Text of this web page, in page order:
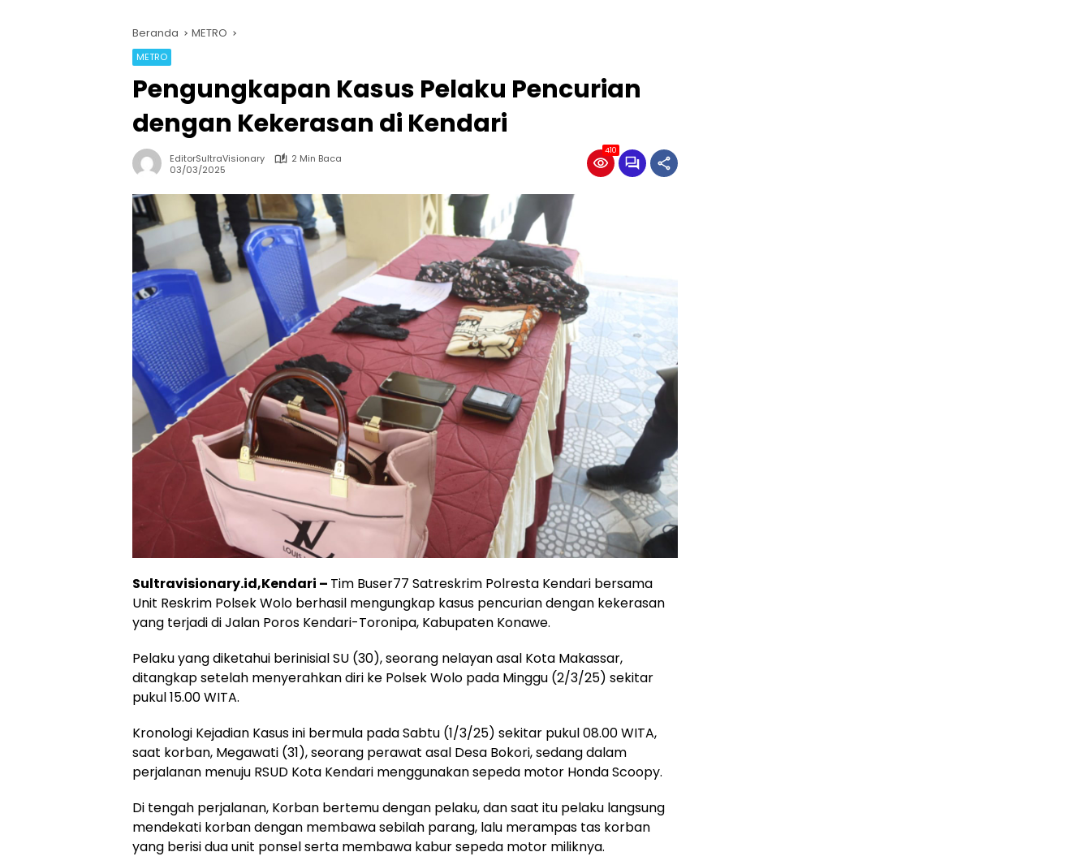
Beranda METRO
METRO
Pengungkapan Kasus Pelaku Pencurian
dengan Kekerasan di Kendari
EditorSultraVisionary
2 Min Baca
03/03/2025
410
Sultravisionary.id,Kendari – Tim Buser77 Satreskrim Polresta Kendari bersama
Unit Reskrim Polsek Wolo berhasil mengungkap kasus pencurian dengan kekerasan
yang terjadi di Jalan Poros Kendari-Toronipa, Kabupaten Konawe.
Pelaku yang diketahui berinisial SU (30), seorang nelayan asal Kota Makassar,
ditangkap setelah menyerahkan diri ke Polsek Wolo pada Minggu (2/3/25) sekitar
pukul 15.00 WITA.
Kronologi Kejadian Kasus ini bermula pada Sabtu (1/3/25) sekitar pukul 08.00 WITA,
saat korban, Megawati (31), seorang perawat asal Desa Bokori, sedang dalam
perjalanan menuju RSUD Kota Kendari menggunakan sepeda motor Honda Scoopy.
Di tengah perjalanan, Korban bertemu dengan pelaku, dan saat itu pelaku langsung
mendekati korban dengan membawa sebilah parang, lalu merampas tas korban
yang berisi dua unit ponsel serta membawa kabur sepeda motor miliknya.